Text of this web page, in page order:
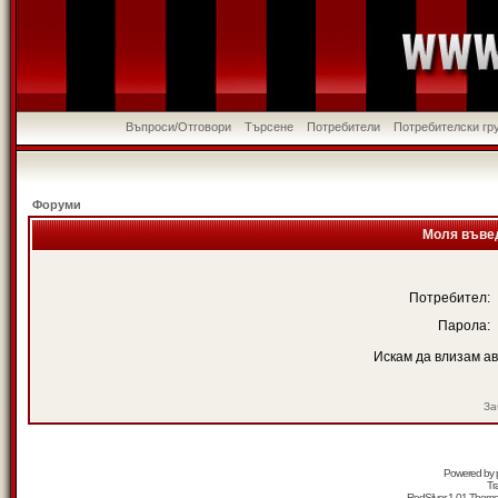
Въпроси/Отговори Търсене Потребители Потребителски
Форуми
Моля
Потребител:
Парола:
Искам да влизам
Powered by